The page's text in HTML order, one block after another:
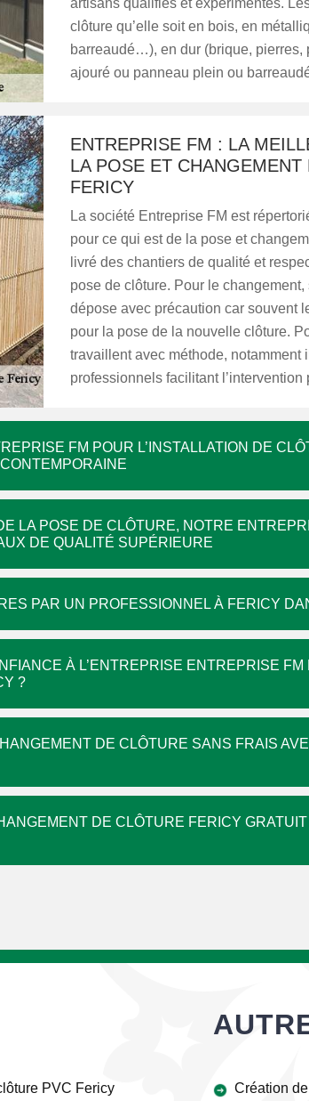
artisans qualifiés et expérimentés.
clôture qu’elle soit en bois, en
barreaudé…), en dur (brique,
ajouré ou panneau plein ou
ENTREPRISE FM : LA
LA POSE ET CHANGEMENT
FERICY
La société Entreprise FM est
pour ce qui est de la pose et
livré des chantiers de qualité et
pose de clôture. Pour le
dépose avec précaution car souvent
pour la pose de la nouvelle clôture.
travaillent avec méthode, notamment
professionnels facilitant
FM POUR L’INSTALLATION DE
LA POSE DE CLÔTURE, NOTRE
DE QUALITÉ SUPÉRIEURE
PAR UN PROFESSIONNEL À FERICY
À L’ENTREPRISE ENTREPRISE
?
DE CLÔTURE SANS FRAIS
DE CLÔTURE FERICY
PVC Fericy Création